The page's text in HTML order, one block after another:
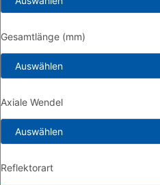
Gesamtlänge (mm)
Axiale Wendel
Reflektorart